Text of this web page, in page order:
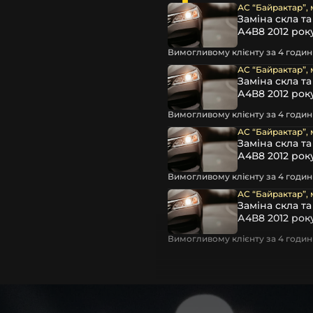
АС “Байрактар”,
Заміна скла
А4В8 2012
Вимогливому клієнту за 4
АС “Байрактар”,
Заміна скла
А4В8 2012
Вимогливому клієнту за 4
АС “Байрактар”,
Заміна скла
А4В8 2012
Вимогливому клієнту за 4
АС “Байрактар”,
Заміна скла
А4В8 2012
Вимогливому клієнту за 4